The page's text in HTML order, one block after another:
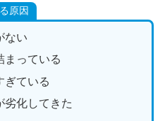
原因
ない
まっている
ぎている
劣化してきた